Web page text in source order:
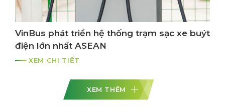
VinBus phát triển hệ thống trạm sạc xe buýt
điện lớn nhất ASEAN
XEM CHI TIẾT
XEM THÊM